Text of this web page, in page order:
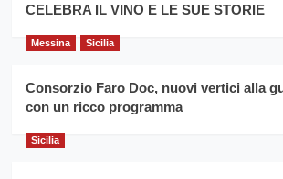
CELEBRA IL VINO E LE SUE STORIE
Messina Sicilia
Consorzio Faro Doc, nuovi vertici alla
con un ricco programma
Sicilia